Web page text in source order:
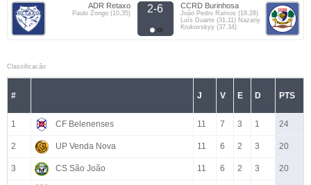
ADR Retaxo
Paulo Zongo (10,35) 2-6 CCRD Burinhosa
João Pedro Ramos (18,28)
Luís Duarte (31,11) Nazariy
Krukovskyy (37,34)
Classificacão
# J V E D PTS
1 CF Belenenses 11 7 3 1 24
2 UP Venda Nova 11 6 2 3 20
3 CS São João 11 6 2 3 20